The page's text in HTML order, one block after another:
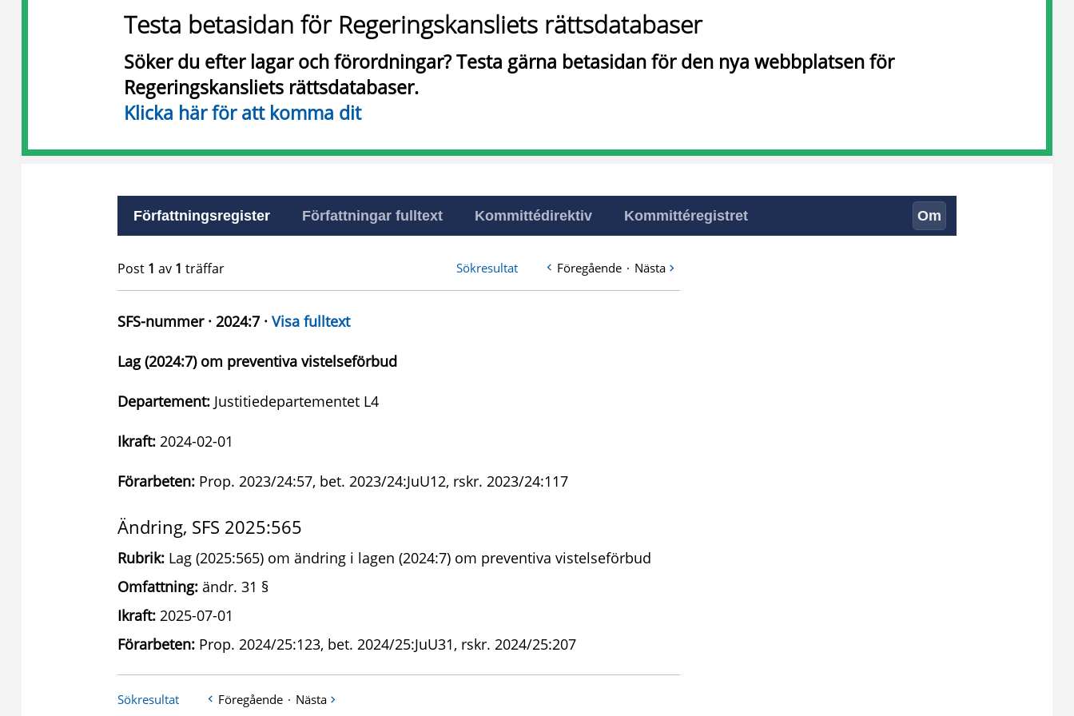
Testa betasidan för Regeringskansliets rättsdatabaser
Söker du efter lagar och förordningar? Testa gärna betasidan för den nya webbplatsen för
Regeringskansliets rättsdatabaser.
Klicka här för att komma dit
Författningsregister Författningar fulltext Kommittédirektiv Kommittéregistret Om
Post 1 av 1 träffar Sökresultat Föregående · Nästa
SFS-nummer · 2024:7 · Visa fulltext
Lag (2024:7) om preventiva vistelseförbud
Departement: Justitiedepartementet L4
Ikraft: 2024-02-01
Förarbeten: Prop. 2023/24:57, bet. 2023/24:JuU12, rskr. 2023/24:117
Ändring, SFS 2025:565
Rubrik: Lag (2025:565) om ändring i lagen (2024:7) om preventiva vistelseförbud
Omfattning: ändr. 31 §
Ikraft: 2025-07-01
Förarbeten: Prop. 2024/25:123, bet. 2024/25:JuU31, rskr. 2024/25:207
Sökresultat Föregående · Nästa